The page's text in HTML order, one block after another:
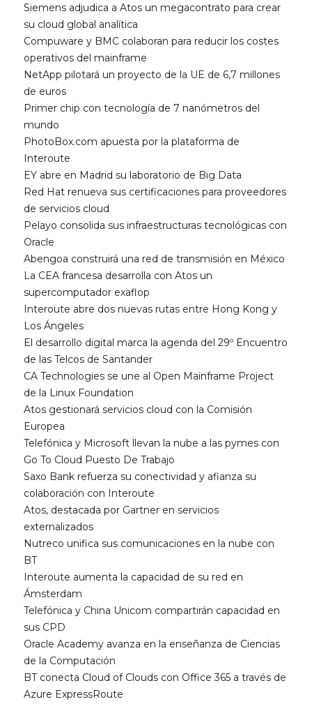
Siemens adjudica a Atos un megacontrato para crear
su cloud global analítica
Compuware y BMC colaboran para reducir los costes
operativos del mainframe
NetApp pilotará un proyecto de la UE de 6,7 millones
de euros
Primer chip con tecnología de 7 nanómetros del
mundo
PhotoBox.com apuesta por la plataforma de
Interoute
EY abre en Madrid su laboratorio de Big Data
Red Hat renueva sus certificaciones para proveedores
de servicios cloud
Pelayo consolida sus infraestructuras tecnológicas con
Oracle
Abengoa construirá una red de transmisión en México
La CEA francesa desarrolla con Atos un
supercomputador exaflop
Interoute abre dos nuevas rutas entre Hong Kong y
Los Ángeles
El desarrollo digital marca la agenda del 29º Encuentro
de las Telcos de Santander
CA Technologies se une al Open Mainframe Project
de la Linux Foundation
Atos gestionará servicios cloud con la Comisión
Europea
Telefónica y Microsoft llevan la nube a las pymes con
Go To Cloud Puesto De Trabajo
Saxo Bank refuerza su conectividad y afianza su
colaboración con Interoute
Atos, destacada por Gartner en servicios
externalizados
Nutreco unifica sus comunicaciones en la nube con
BT
Interoute aumenta la capacidad de su red en
Ámsterdam
Telefónica y China Unicom compartirán capacidad en
sus CPD
Oracle Academy avanza en la enseñanza de Ciencias
de la Computación
BT conecta Cloud of Clouds con Office 365 a través de
Azure ExpressRoute